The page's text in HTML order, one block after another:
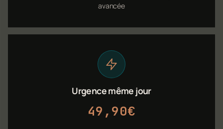
avancée
Urgence même jour
49,90€